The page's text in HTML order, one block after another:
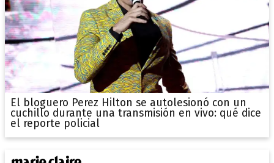
El bloguero Perez Hilton se autolesionó con un
cuchillo durante una transmisión en vivo: qué dice
el reporte policial